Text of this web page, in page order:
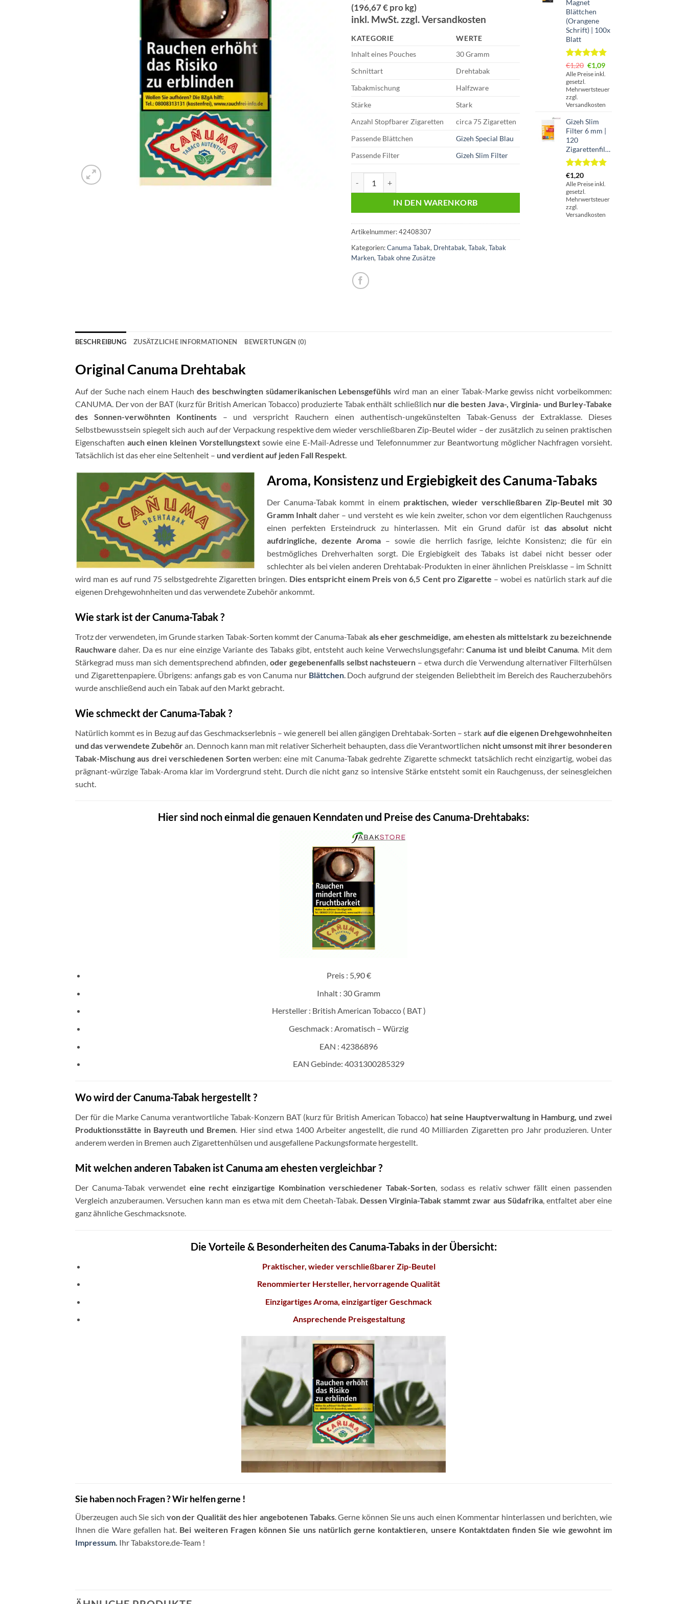
(196,67 € pro kg)
inkl. MwSt. zzgl. Versandkosten
KATEGORIE
WERTE
Inhalt eines Pouches
30 Gramm
Schnittart
Drehtabak
Tabakmischung
Halfzware
Stärke
Stark
Anzahl Stopfbarer Zigaretten
circa 75 Zigaretten
Passende Blättchen
Gizeh Special Blau
Passende Filter
Gizeh Slim Filter
IN DEN WARENKORB
Artikelnummer:42408307
Kategorien:Canuma Tabak, Drehtabak, Tabak, Tabak
Marken, Tabak ohne Zusätze
Magnet
Blättchen
(Orangene
Schrift) | 100x
Blatt
Bewertet
mit5.00
von 5,
basierend
auf
1
Kundenbewertung
€1,20 Ursprünglicher
Preis
€1,20
€1,09Aktueller
Preis
€1,09.
Alle Preise inkl.
gesetzl.
Mehrwertsteuer
zzgl.
Versandkosten
Gizeh Slim
Filter 6 mm |
120
Zigarettenfilter
Bewertet
mit5.00
von 5,
basierend
auf
1
Kundenbewertung
€1,20
Alle Preise inkl.
gesetzl.
Mehrwertsteuer
zzgl.
Versandkosten
BESCHREIBUNG ZUSÄTZLICHE INFORMATIONEN BEWERTUNGEN (0)
Original Canuma Drehtabak
Auf der Suche nach einem Hauch des beschwingten südamerikanischen Lebensgefühls wird man an einer Tabak-Marke gewiss nicht vorbeikommen:
CANUMA. Der von der BAT (kurz für British American Tobacco) produzierte Tabak enthält schließlich nur die besten Java-, Virginia- und Burley-Tabake
des Sonnen-verwöhnten Kontinents– und verspricht Rauchern einen authentisch-ungekünstelten Tabak-Genuss der Extraklasse. Dieses
Selbstbewusstsein spiegelt sich auch auf der Verpackung respektive dem wieder verschließbaren Zip-Beutel wider – der zusätzlich zu seinen praktischen
Eigenschaften auch einen kleinen Vorstellungstextsowie eine E-Mail-Adresse und Telefonnummer zur Beantwortung möglicher Nachfragen vorsieht.
Tatsächlich ist das eher eine Seltenheit – und verdient auf jeden Fall Respekt.
Aroma, Konsistenz und Ergiebigkeit des Canuma-Tabaks
Der Canuma-Tabak kommt in einempraktischen, wieder verschließbaren Zip-Beutel mit 30
Gramm Inhalt daher – und versteht es wie kein zweiter, schon vor dem eigentlichen Rauchgenuss
einen perfekten Ersteindruck zu hinterlassen. Mit ein Grund dafür ist das absolut nicht
aufdringliche, dezente Aroma – sowie die herrlich fasrige, leichte Konsistenz; die für ein
bestmögliches Drehverhalten sorgt. Die Ergiebigkeit des Tabaks ist dabei nicht besser oder
schlechter als bei vielen anderen Drehtabak-Produkten in einer ähnlichen Preisklasse – im Schnitt
wird man es auf rund 75 selbstgedrehte Zigaretten bringen. Dies entspricht einem Preis von 6,5 Cent pro Zigarette – wobei es natürlich stark auf die
eigenen Drehgewohnheiten und das verwendete Zubehör ankommt.
Wie stark ist der Canuma-Tabak ?
Trotz der verwendeten, im Grunde starken Tabak-Sorten kommt der Canuma-Tabak als eher geschmeidige, am ehesten als mittelstark zu bezeichnende
Rauchware daher. Da es nur eine einzige Variante des Tabaks gibt, entsteht auch keine Verwechslungsgefahr: Canuma ist und bleibt Canuma. Mit dem
Stärkegrad muss man sich dementsprechend abfinden, oder gegebenenfalls selbst nachsteuern – etwa durch die Verwendung alternativer Filterhülsen
und Zigarettenpapiere. Übrigens: anfangs gab es von Canuma nur Blättchen. Doch aufgrund der steigenden Beliebtheit im Bereich des Raucherzubehörs
wurde anschließend auch ein Tabak auf den Markt gebracht.
Wie schmeckt der Canuma-Tabak ?
Natürlich kommt es in Bezug auf das Geschmackserlebnis – wie generell bei allen gängigen Drehtabak-Sorten – stark auf die eigenen Drehgewohnheiten
und das verwendete Zubehöran. Dennoch kann man mit relativer Sicherheit behaupten, dass die Verantwortlichen nicht umsonst mit ihrer besonderen
Tabak-Mischung aus drei verschiedenen Sortenwerben: eine mit Canuma-Tabak gedrehte Zigarette schmeckt tatsächlich recht einzigartig, wobei das
prägnant-würzige Tabak-Aroma klar im Vordergrund steht. Durch die nicht ganz so intensive Stärke entsteht somit ein Rauchgenuss, der seinesgleichen
sucht.
Hier sind noch einmal die genauen Kenndaten und Preise des Canuma-Drehtabaks:
Preis : 5,90 €
Inhalt : 30 Gramm
Hersteller : British American Tobacco ( BAT )
Geschmack : Aromatisch – Würzig
EAN : 42386896
EAN Gebinde: 4031300285329
Wo wird der Canuma-Tabak hergestellt ?
Der für die Marke Canuma verantwortliche Tabak-Konzern BAT (kurz für British American Tobacco) hat seine Hauptverwaltung in Hamburg, und zwei
Produktionsstätte in Bayreuth und Bremen. Hier sind etwa 1400 Arbeiter angestellt, die rund 40 Milliarden Zigaretten pro Jahr produzieren. Unter
anderem werden in Bremen auch Zigarettenhülsen und ausgefallene Packungsformate hergestellt.
Mit welchen anderen Tabaken ist Canuma am ehesten vergleichbar ?
Der Canuma-Tabak verwendet eine recht einzigartige Kombination verschiedener Tabak-Sorten, sodass es relativ schwer fällt einen passenden
Vergleich anzuberaumen. Versuchen kann man es etwa mit dem Cheetah-Tabak. Dessen Virginia-Tabak stammt zwar aus Südafrika, entfaltet aber eine
ganz ähnliche Geschmacksnote.
Die Vorteile & Besonderheiten des Canuma-Tabaks in der Übersicht:
Praktischer, wieder verschließbarer Zip-Beutel
Renommierter Hersteller, hervorragende Qualität
Einzigartiges Aroma, einzigartiger Geschmack
Ansprechende Preisgestaltung
Sie haben noch Fragen ? Wir helfen gerne !
Überzeugen auch Sie sich von der Qualität des hier angebotenen Tabaks. Gerne können Sie uns auch einen Kommentar hinterlassen und berichten, wie
Ihnen die Ware gefallen hat. Bei weiteren Fragen können Sie uns natürlich gerne kontaktieren, unsere Kontaktdaten finden Sie wie gewohnt im
Impressum Ihr Tabakstore.de-Team !